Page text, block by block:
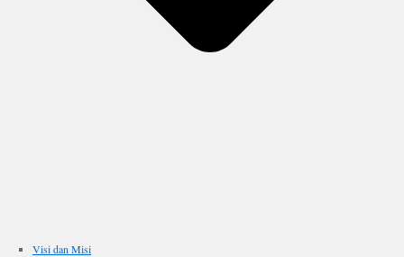
Visi dan Misi